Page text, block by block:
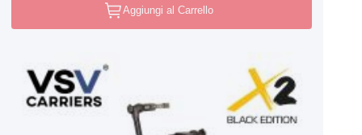
Aggiungi al Carrello